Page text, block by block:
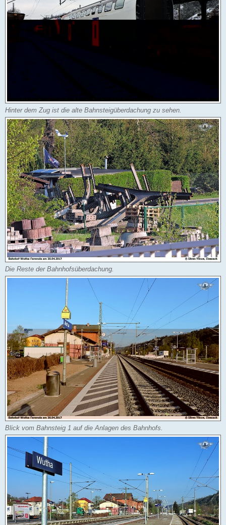
Hinter dem Zug ist die alte Bahnsteigüberdachung zu sehen.
Die Reste der Bahnhofsüberdachung.
Blick vom Bahnsteig 1 auf die Anlagen des Bahnhofs.